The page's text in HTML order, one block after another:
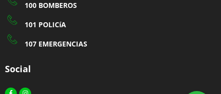
100 BOMBEROS
101 POLICíA
107 EMERGENCIAS
Social
Facebook-Instagram